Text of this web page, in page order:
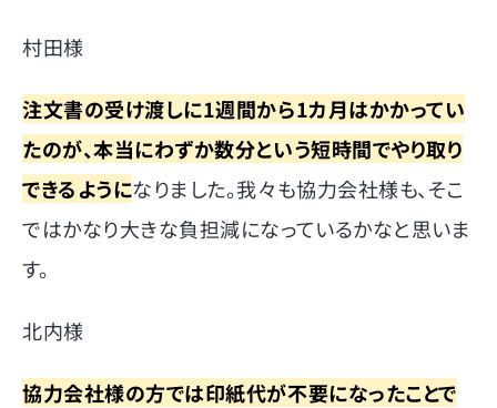
村田様
注文書の受け渡しに1週間から1カ月はかかってい
たのが、本当にわずか数分という短時間でやり取り
できるようになりました。我々も協力会社様も、そこ
ではかなり大きな負担減になっているかなと思いま
す。
北内様
協力会社様の方では印紙代が不要になったことで